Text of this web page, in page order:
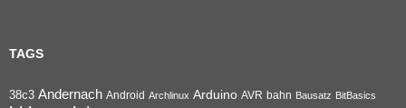
TAGS
38c3 Andernach Android Archlinux Arduino AVR bahn Bausatz BitBasics